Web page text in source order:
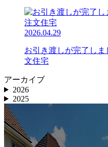
2026.04.29
お引き渡しが完了し
文住宅
アーカイブ
2026
2025